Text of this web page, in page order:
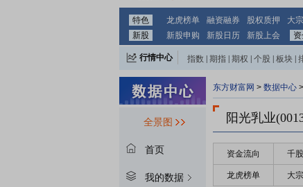
特色 龙虎榜单 融资融券 股权质押 大
新股
新股申购 新股日历 新股上会
行情中心 指数 期指 期权 个股 板块
全景图
首页
我的数据
东方财富网 > 数据中心 >
阳光乳业
资金流向 千
龙虎榜单 大